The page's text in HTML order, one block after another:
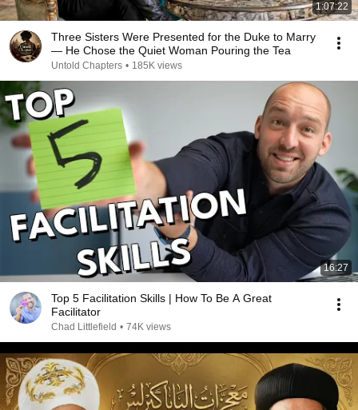
1:07:22
Three Sisters Were Presented for the Duke to Marry
— He Chose the Quiet Woman Pouring the Tea
Untold Chapters • 185K views
16:27
Top 5 Facilitation Skills | How To Be A Great
Facilitator
Chad Littlefield • 74K views